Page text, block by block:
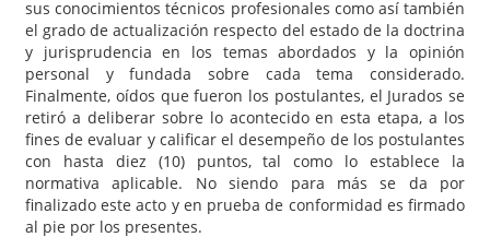
sus conocimientos técnicos profesionales como así también
el grado de actualización respecto del estado de la doctrina
y jurisprudencia en los temas abordados y la opinión
personal y fundada sobre cada tema considerado.
Finalmente, oídos que fueron los postulantes, el Jurados se
retiró a deliberar sobre lo acontecido en esta etapa, a los
fines de evaluar y calificar el desempeño de los postulantes
con hasta diez (10) puntos, tal como lo establece la
normativa aplicable. No siendo para más se da por
finalizado este acto y en prueba de conformidad es firmado
al pie por los presentes.